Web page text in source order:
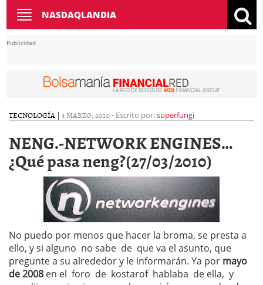
Toggle
navigation
NASDAQLANDIA
Publicidad
TECNOLOGÍA | 3 MARZO, 2010- Escrito por:superfungi
NENG.-NETWORK ENGINES…
¿Qué pasa neng?(27/03/2010)
No puedo por menos que hacer la broma, se presta a
ello, y si alguno no sabe de que va el asunto, que
pregunte a su alrededor y le informarán. Ya por mayo
de 2008 en el foro de kostarof hablaba de ella, y